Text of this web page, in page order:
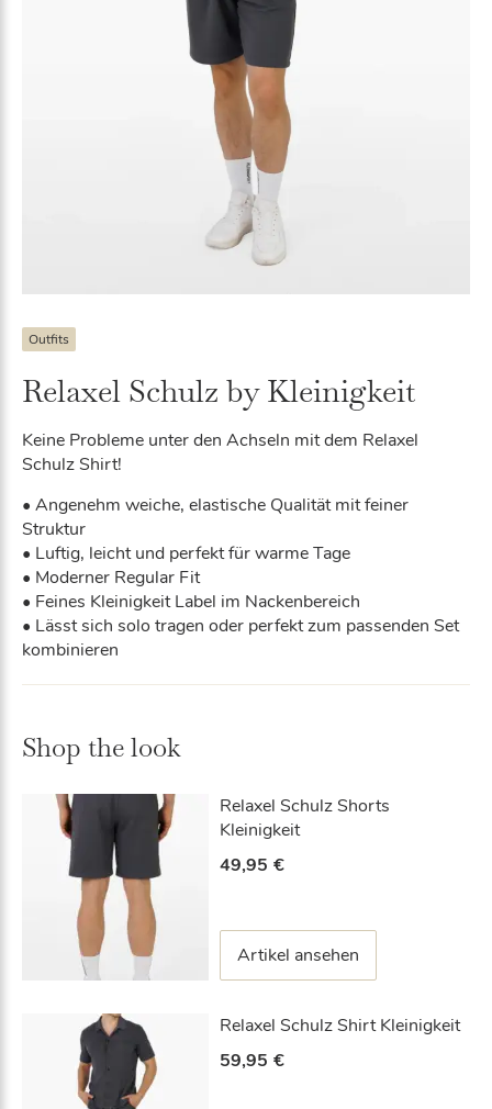
Outfits
Relaxel Schulz by Kleinigkeit
Keine Probleme unter den Achseln mit dem Relaxel
Schulz Shirt!
• Angenehm weiche, elastische Qualität mit feiner
Struktur
• Luftig, leicht und perfekt für warme Tage
• Moderner Regular Fit
• Feines Kleinigkeit Label im Nackenbereich
• Lässt sich solo tragen oder perfekt zum passenden Set
kombinieren
Shop the look
Relaxel Schulz Shorts
Kleinigkeit
49,95 €
Artikel ansehen
Relaxel Schulz Shirt Kleinigkeit
59,95 €